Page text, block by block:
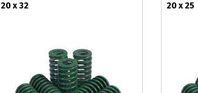
20 x 32
20 x 25